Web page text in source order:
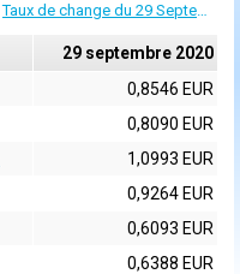
Taux de change du 29 Septembre 2020
29 septembre 2020
0,8546 EUR
0,8090 EUR
1,0993 EUR
0,9264 EUR
0,6093 EUR
0,6388 EUR